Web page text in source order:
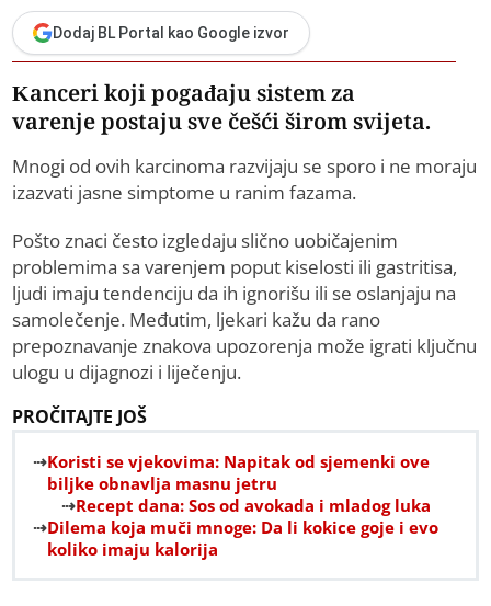
Dodaj BL Portal kao Google izvor
Kanceri koji pogađaju sistem za
varenje postaju sve češći širom svijeta.
Mnogi od ovih karcinoma razvijaju se sporo i ne moraju
izazvati jasne simptome u ranim fazama.
Pošto znaci često izgledaju slično uobičajenim
problemima sa varenjem poput kiselosti ili gastritisa,
ljudi imaju tendenciju da ih ignorišu ili se oslanjaju na
samolečenje. Međutim, ljekari kažu da rano
prepoznavanje znakova upozorenja može igrati ključnu
ulogu u dijagnozi i liječenju.
PROČITAJTE JOŠ
Koristi se vjekovima: Napitak od sjemenki ove
biljke obnavlja masnu jetru
Recept dana: Sos od avokada i mladog luka
Dilema koja muči mnoge: Da li kokice goje i evo
koliko imaju kalorija